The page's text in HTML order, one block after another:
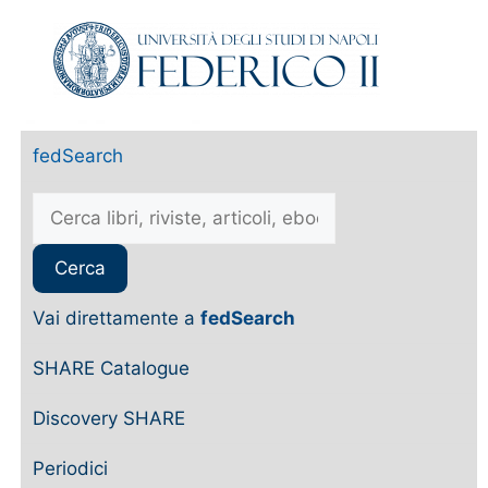
fedSearch
Vai direttamente a fedSearch
SHARE Catalogue
Discovery SHARE
Periodici